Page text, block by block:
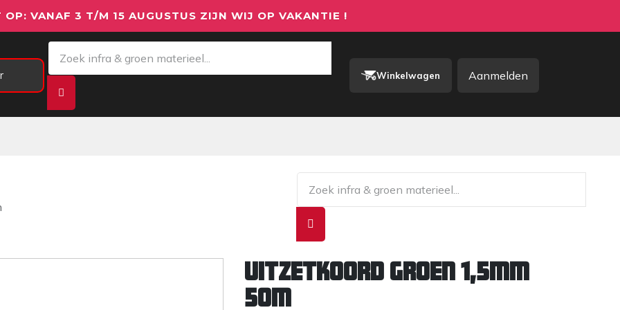
OP: VANAF 3 T/M 15 AUGUSTUS ZIJN WIJ OP VAKANTIE !
Winkelwagen Aanmelden
Uitzetkoord groen 1,5mm
50m